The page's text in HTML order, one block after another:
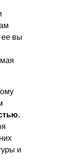
ее вы
и